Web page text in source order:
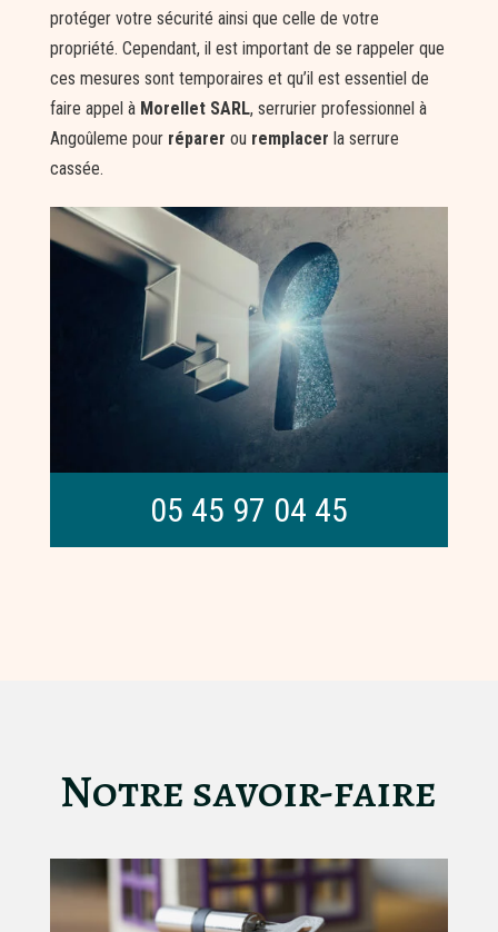
protéger votre sécurité ainsi que celle de votre
propriété. Cependant, il est important de se rappeler que
ces mesures sont temporaires et qu’il est essentiel de
faire appel à Morellet SARL, serrurier professionnel à
Angoûleme pour réparer ou remplacer la serrure
cassée.
05 45 97 04 45
Notre savoir-faire